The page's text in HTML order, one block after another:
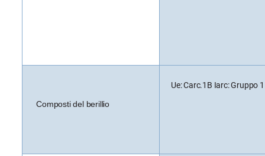
Composti del berillio
Ue: Carc.1B Iarc: Gruppo 1